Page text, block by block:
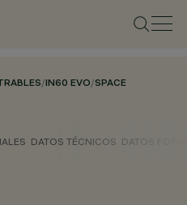
/IN60 EVO/SPACE
DATOS TÉCNICOS DATOS